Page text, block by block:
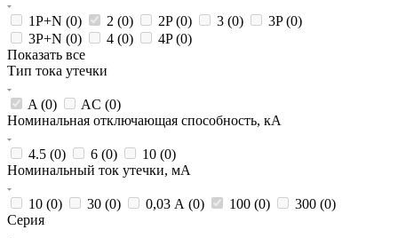
1P+N (0) 2 (0) 2P (0) 3 (0) 3P (0)
3P+N (0) 4 (0) 4P (0)
Показать все
Тип тока утечки
A (0) AC (0)
Номинальная отключающая способность, кА
4.5 (0) 6 (0) 10 (0)
Номинальный ток утечки, мА
10 (0) 30 (0) 0,03 А (0) 100 (0) 300 (0)
Серия